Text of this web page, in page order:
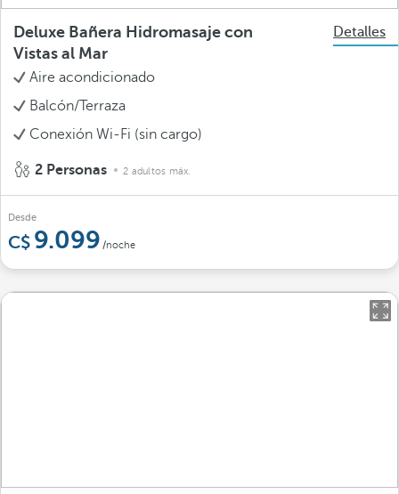
Deluxe Bañera Hidromasaje con
Vistas al Mar
Detalles
Aire acondicionado
Balcón/Terraza
Conexión Wi-Fi (sin cargo)
2 Personas 2 adultos máx.
Desde
9.099 /noche